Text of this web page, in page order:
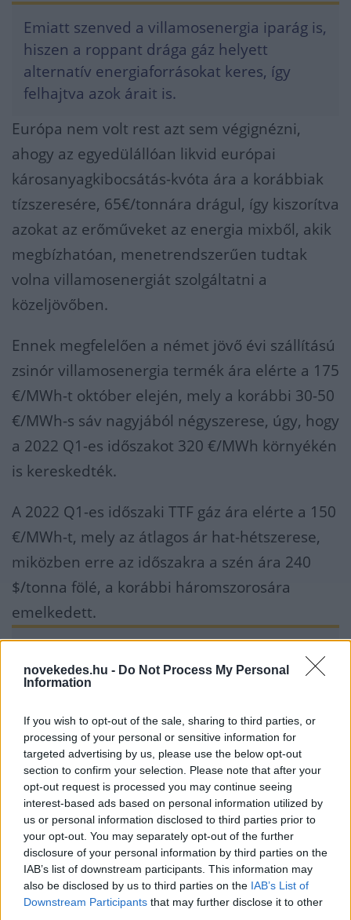
novekedes.hu - Do Not Process My Personal
Information
If you wish to opt-out of the sale, sharing to third parties, or
processing of your personal or sensitive information for
targeted advertising by us, please use the below opt-out
section to confirm your selection. Please note that after your
opt-out request is processed you may continue seeing
interest-based ads based on personal information utilized by
us or personal information disclosed to third parties prior to
your opt-out. You may separately opt-out of the further
disclosure of your personal information by third parties on the
IAB’s list of downstream participants. This information may
also be disclosed by us to third parties on the IAB’s List of
Downstream Participants that may further disclose it to other
Emiatt szenved a villamosenergia iparág is,
hiszen a roppant drága gáz helyett
alternatív energiaforrásokat keres, így
felhajtva azok árait is.
Európa nem volt rest azt sem végignézni,
ahogy az egyedülállóan likvid európai
károsanyagkibocsátás-kvóta ára a korábbiak
tízszeresére, 65€/tonnára drágul, így kiszorítva
azokat az erőműveket az energia mixből, akik
megbízhatóan, menetrendszerűen tudtak
volna villamosenergiát szolgáltatni a
közeljövőben.
Ennek megfelelően a német jövő évi szállítású
zsinór villamosenergia termék ára elérte a 175
€/MWh-t október elején, mely a korábbi 30-50
€/MWh-s sáv nagyjából négyszerese, úgy, hogy
a 2022 Q1-es időszakot 320 €/MWh környékén
is kereskedték.
A 2022 Q1-es időszaki TTF gáz ára elérte a 150
€/MWh-t, mely az átlagos ár hat-hétszerese,
miközben erre az időszakra a szén ára 240
$/tonna fölé, a korábbi háromszorosára
emelkedett.
hogy a villamosenergia termelés a sokkal
felé kacsintgasson,
amely olajpiac amúgy a hétéves csúcsán van,
ahol a Brent 83 $/hordó körüli áron ingadozik.
Ha a környezettudatosság eredményeként
télen át kell állni a lehető legszennyezőbb
fűtőolaj és gázolaj alapú villamosenergia- és a
fa alapú hőtermelésre, vagy még